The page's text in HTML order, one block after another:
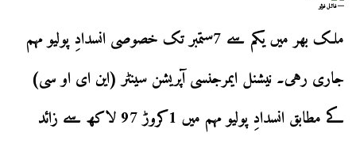
— فائل فوٹو
ملک بھر میں یکم سے 7ستمبر تک خصوصی انسدادِ پولیو مہم
جاری رہی۔ نیشنل ایمرجنسی آپریشن سینٹر (این ای او سی)
کے مطابق انسدادِ پولیو مہم میں 1کروڑ 97 لاکھ سے زائد